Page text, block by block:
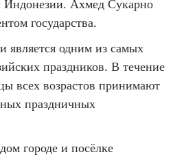
Ахмед Сукарно
государства.
является одним из самых
праздников. В течение
всех возрастов принимают
праздничных
городе и посёлке